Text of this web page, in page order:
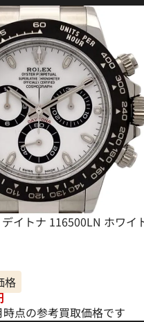
イトナ 116500LN ホワイ
格
点の参考買取価格です